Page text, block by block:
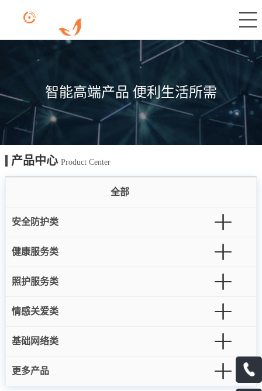
智能高端产品 便利生活所需
产品中心 Product Center
全部
安全防护类
健康服务类
照护服务类
情感关爱类
基础网络类
更多产品